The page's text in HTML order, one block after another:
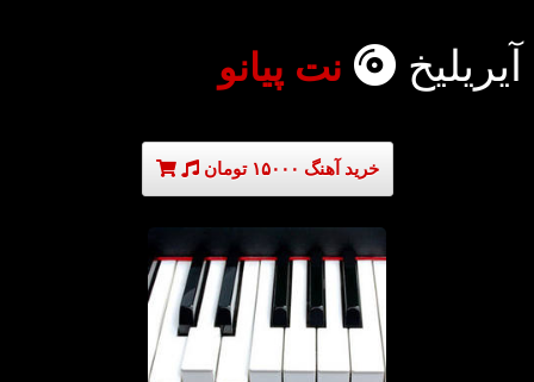
آیریلیخ نت پیانو
خرید آهنگ ۱۵۰۰۰ تومان